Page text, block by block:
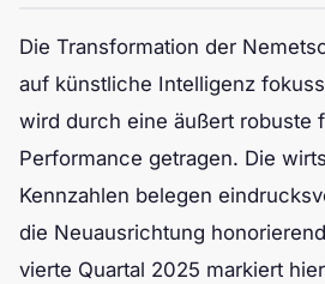
Die Transformation der
auf künstliche Intelligenz
wird durch eine äußert robuste
Performance getragen. Die
Kennzahlen belegen
die Neuausrichtung
vierte Quartal 2025 markiert